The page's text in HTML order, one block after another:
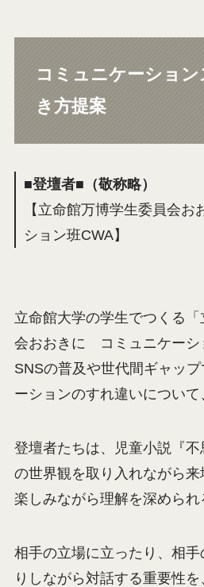
コミュニケーショ
き方提案
■登壇者■（敬称略）
【立命館万博学生委員会
ション班CWA】
立命館大学の学生でつくる
会おおきに コミュニケーシ
SNSの普及や世代間ギャッ
ーションのすれ違いについて
登壇者たちは、児童小説『不
の世界観を取り入れながら来
楽しみながら理解を深められ
相手の立場に立ったり、相
りしながら対話する重要性